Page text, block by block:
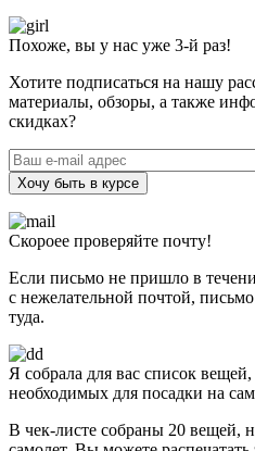
Похоже, вы у нас уже 3-й раз!
Хотите подписаться на нашу
материалы, обзоры, а также
скидках?
Хочу быть в курсе
Скороее проверяйте почту!
Если письмо не пришло в
с нежелательной почтой,
туда.
Я собрала для вас список вещей,
необходимых для посадки на
В чек-листе собраны 20 вещей,